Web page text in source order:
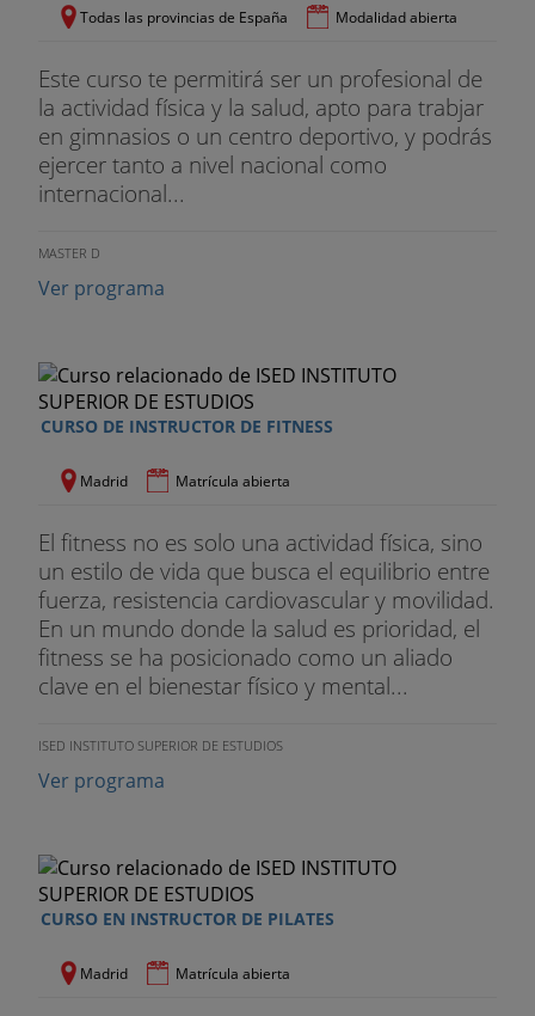
Master Profesional de Alto Rendimiento Deportivo
especialidad Educación Física, Entrenador Superior
de Musculación y Fitness e Instructor de Ciclo
Indoor.
- Francisco Espinosa Morales
Diplomado en Magisterio, especialidad Educación
Física
en la organización de grandes eventos deportivos
y ejerce de asesor personal de entrenamientos
para maratones y medias maratones.
Todas las provincias de España Modalidad abierta
Este curso te permitirá ser un profesional de
la actividad física y la salud, apto para trabjar
en gimnasios o un centro deportivo, y podrás
ejercer tanto a nivel nacional como
internacional...
MASTER D
Ver programa
CURSO DE INSTRUCTOR DE FITNESS
Madrid Matrícula abierta
El fitness no es solo una actividad física, sino
un estilo de vida que busca el equilibrio entre
fuerza, resistencia cardiovascular y movilidad.
En un mundo donde la salud es prioridad, el
fitness se ha posicionado como un aliado
clave en el bienestar físico y mental...
ISED INSTITUTO SUPERIOR DE ESTUDIOS
Ver programa
CURSO EN INSTRUCTOR DE PILATES
Madrid Matrícula abierta